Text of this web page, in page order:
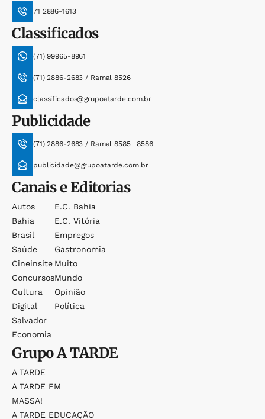
71 2886-1613
Classificados
(71) 99965-8961
(71) 2886-2683 / Ramal 8526
classificados@grupoatarde.com.br
Publicidade
(71) 2886-2683 / Ramal 8585 | 8586
publicidade@grupoatarde.com.br
Canais e Editorias
Autos
Bahia
Brasil
Saúde
Cineinsite
Concursos
Cultura
Digital
Salvador
Economia
E.c. Bahia
E.c. Vitória
Empregos
Gastronomia
Muito
Mundo
Opinião
Política
GrupoA TARDE
A TARDE
A TARDE FM
MASSA!
A TARDE EDUCAÇÃO